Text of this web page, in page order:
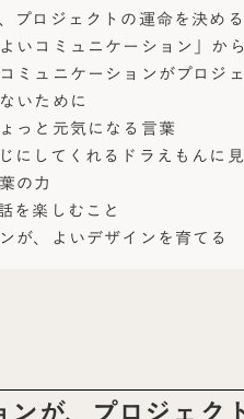
プロジェクトの運命を決める
いコミュニケーション」か
ミュニケーションがプロジ
いために
っと元気になる言葉
にしてくれるドラえもんに
の力
を楽しむこと
が、よいデザインを育てる